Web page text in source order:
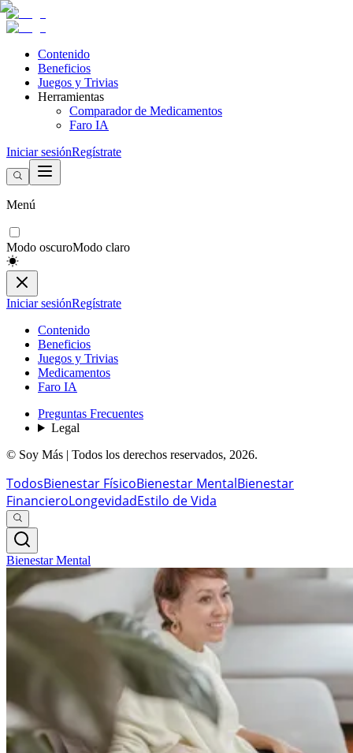
Contenido
Beneficios
Juegos y Trivias
Herramientas
Comparador de Medicamentos
Faro IA
Iniciar sesiónRegístrate
Menú
Modo oscuroModo claro
Iniciar sesiónRegístrate
Contenido
Beneficios
Juegos y Trivias
Medicamentos
Faro IA
Preguntas Frecuentes
Legal
© Soy Más | Todos los derechos reservados, 2026.
TodosBienestar FísicoBienestar MentalBienestar
FinancieroLongevidadEstilo de Vida
Bienestar Mental